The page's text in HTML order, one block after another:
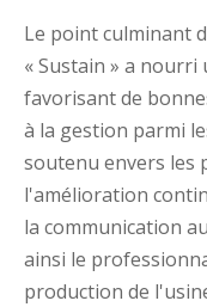
Le point culminant
« Sustain » a nourri
favorisant de
à la gestion parmi
soutenu envers les
l'amélioration
la communication
ainsi le
production de